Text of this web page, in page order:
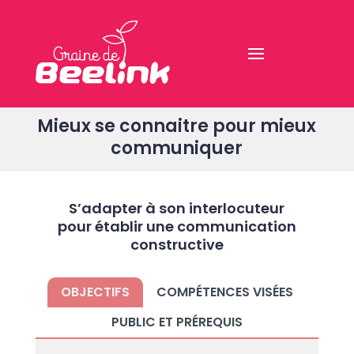
Mieux se connaitre pour mieux
communiquer
S’adapter à son interlocuteur
pour établir une communication
constructive
OBJECTIFS
COMPÉTENCES VISÉES
PUBLIC ET PRÉREQUIS